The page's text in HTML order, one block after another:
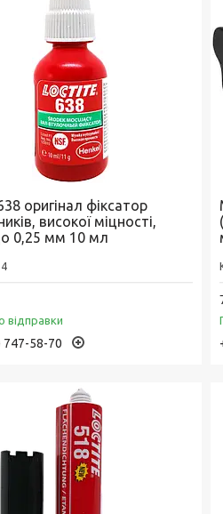
оригінал фіксатор
високої міцності,
0,25 мм 10 мл
відправки
747-58-70